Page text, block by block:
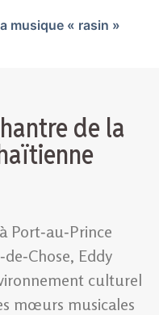
musique « rasin »
de la
Port‑au‑Prince
Eddy
culturel
mœurs musicales